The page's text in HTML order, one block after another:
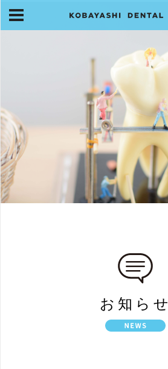
旧医院にご来院の皆様へ
訪問診療について
お知らせ